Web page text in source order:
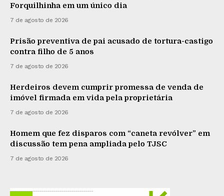
Forquilhinha em um único dia
7 de agosto de 2026
Prisão preventiva de pai acusado de tortura-castigo
contra filho de 5 anos
7 de agosto de 2026
Herdeiros devem cumprir promessa de venda de
imóvel firmada em vida pela proprietária
7 de agosto de 2026
Homem que fez disparos com “caneta revólver” em
discussão tem pena ampliada pelo TJSC
7 de agosto de 2026